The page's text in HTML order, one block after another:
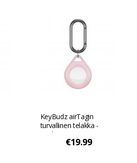
KeyBudz airTagin
turvallinen telakka -
Vaaleanpunainen
€19.99